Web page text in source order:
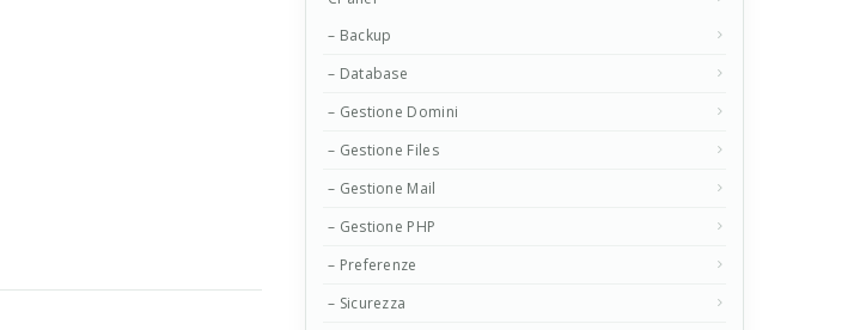
– Backup
– Database
– Gestione Domini
– Gestione Files
– Gestione Mail
– Gestione PHP
– Preferenze
– Sicurezza